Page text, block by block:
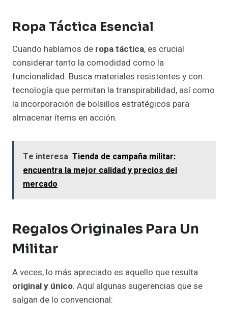
Ropa Táctica Esencial
Cuando hablamos de ropa táctica, es crucial
considerar tanto la comodidad como la
funcionalidad. Busca materiales resistentes y con
tecnología que permitan la transpirabilidad, así como
la incorporación de bolsillos estratégicos para
almacenar ítems en acción.
Te interesa Tienda de campaña militar:
encuentra la mejor calidad y precios del
mercado
Regalos Originales Para Un
Militar
A veces, lo más apreciado es aquello que resulta
original y único. Aquí algunas sugerencias que se
salgan de lo convencional: